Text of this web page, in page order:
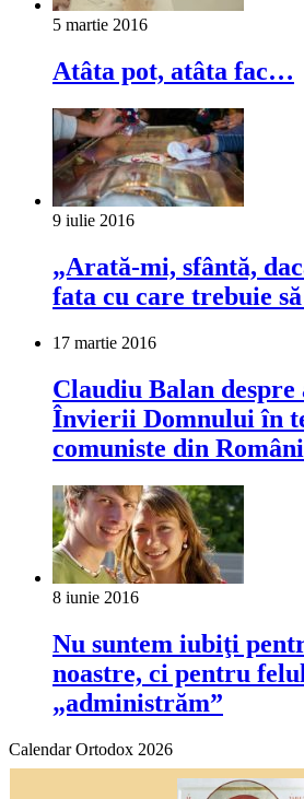
5 martie 2016
Atâta pot, atâta fac…
9 iulie 2016
„Arată-mi, sfântă,
fata cu care trebuie
17 martie 2016
Claudiu Balan despre
Învierii Domnului în
comuniste din
8 iunie 2016
Nu suntem iubiţi
noastre, ci pentru
„administrăm”
Calendar Ortodox 2026